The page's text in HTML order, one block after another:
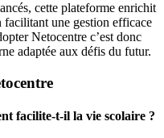
cette plateforme enrichit
facilitant une gestion efficace
Netocentre c’est donc
adaptée aux défis du futur.
facilite-t-il la vie scolaire ?